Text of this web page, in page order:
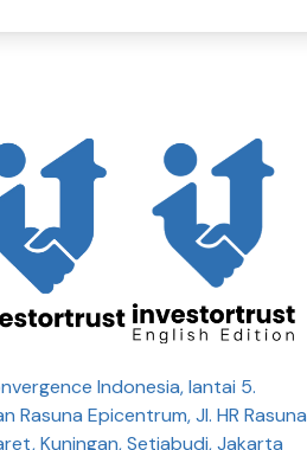
Indonesia, lantai 5.
Rasuna Epicentrum, Jl. HR Rasuna
Kuningan, Setiabudi, Jakarta